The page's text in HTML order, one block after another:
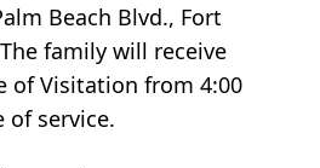
Beach Blvd., Fort
family will receive
of Visitation from 4:00
of service.